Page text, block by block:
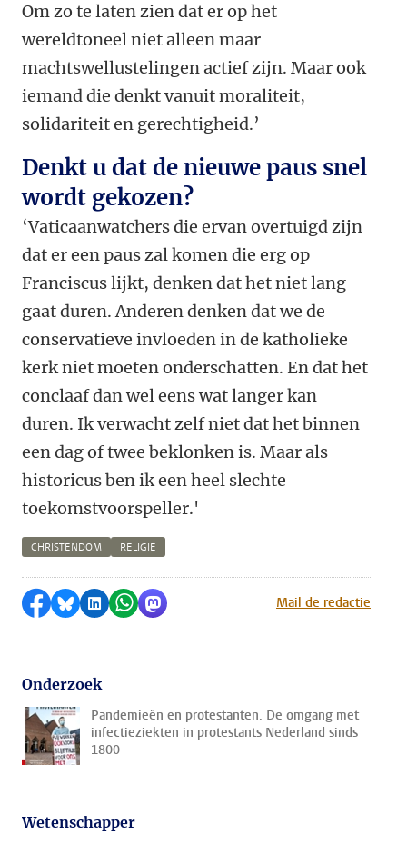
Om zo te laten zien dat er op het
wereldtoneel niet alleen maar
machtswellustelingen actief zijn. Maar ook
iemand die denkt vanuit moraliteit,
solidariteit en gerechtigheid.’
Denkt u dat de nieuwe paus snel
wordt gekozen?
‘Vaticaanwatchers die ervan overtuigd zijn
dat er een paus zal komen die erg op
Franciscus lijkt, denken dat het niet lang
gaat duren. Anderen denken dat we de
conservatieve invloeden in de katholieke
kerk niet moeten onderschatten. En dat het
conclaaf dan wel eens wat langer kan
duren. Ik verwacht zelf niet dat het binnen
een dag of twee beklonken is. Maar als
historicus ben ik een heel slechte
toekomstvoorspeller.'
CHRISTENDOM RELIGIE
Delen op Facebook
Delen via Bluesky
Delen op LinkedIn
Delen via WhatsApp
Delen via MastodonMail de redactie
Onderzoek
Pandemieën en protestanten. De omgang met
infectieziekten in protestants Nederland sinds
1800
Wetenschapper